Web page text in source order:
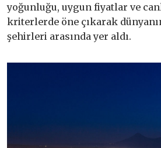
yoğunluğu, uygun fiyatlar ve
kriterlerde öne çıkarak
şehirleri arasında yer aldı.